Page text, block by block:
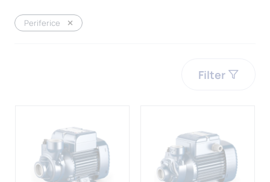
Periferice
Filter